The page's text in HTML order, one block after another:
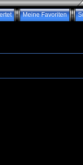
Meine Favoriten